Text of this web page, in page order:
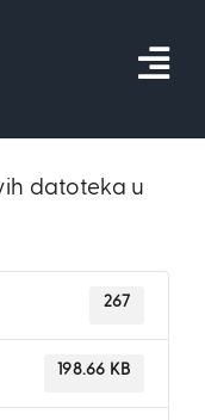
datoteka u
267
198.66 KB